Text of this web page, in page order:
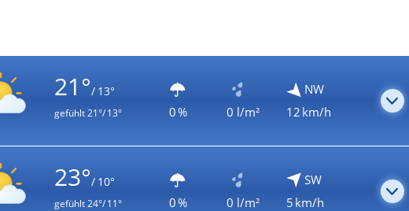
21°/ 13°
gefühlt21°/ 13° 0 % 0 l/m²
NW
12 km/h
23°/ 10°
gefühlt24°/ 11° 0 % 0 l/m²
SW
5 km/h